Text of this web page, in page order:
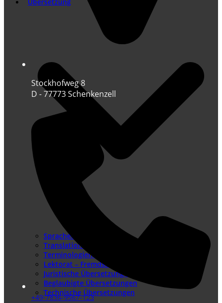
Übersetzung
Sprachenangebot
Translation Memory
Terminologiemanagement
Lektorat – Fremdsprachenlektorat
Juristische Übersetzungen
Beglaubigte Übersetzungen
Technische Übersetzungen
Stockhofweg 8
D - 77773 Schenkenzell
+49-7836-9567-123